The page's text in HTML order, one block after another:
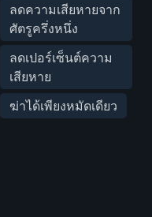
ลดความเสียหายจาก
ศัตรูครึ่งหนึ่ง
ลดเปอร์เซ็นต์ความ
เสียหาย
ฆ่าได้เพียงหมัดเดียว